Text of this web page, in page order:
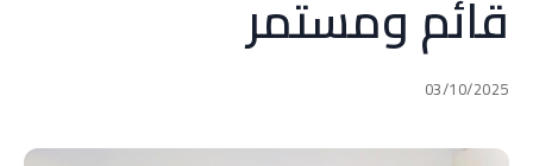
قائم ومستمر
03/10/2025